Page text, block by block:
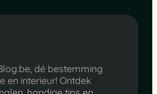
dé bestemming
en interieur! Ontdek